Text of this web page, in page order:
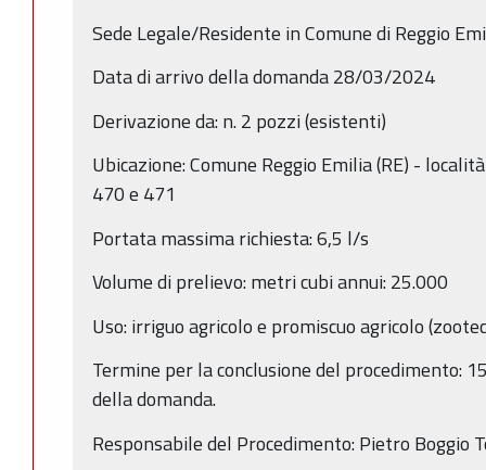
Sede Legale/Residente in Comune di Reggio
Data di arrivo della domanda 28/03/2024
Derivazione da: n. 2 pozzi (esistenti)
Ubicazione: Comune Reggio Emilia (RE) -
470 e 471
Portata massima richiesta: 6,5 l/s
Volume di prelievo: metri cubi annui: 25.000
Uso: irriguo agricolo e promiscuo agricolo
Termine per la conclusione del procedimento:
della domanda.
Responsabile del Procedimento: Pietro Boggio